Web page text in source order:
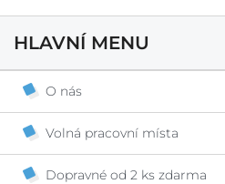
HLAVNÍ MENU
O nás
Volná pracovní místa
Dopravné od 2 ks zdarma